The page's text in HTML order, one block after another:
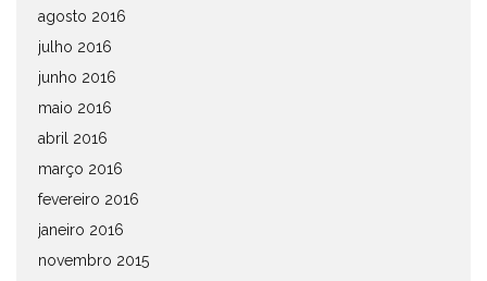
agosto 2016
julho 2016
junho 2016
maio 2016
abril 2016
março 2016
fevereiro 2016
janeiro 2016
novembro 2015